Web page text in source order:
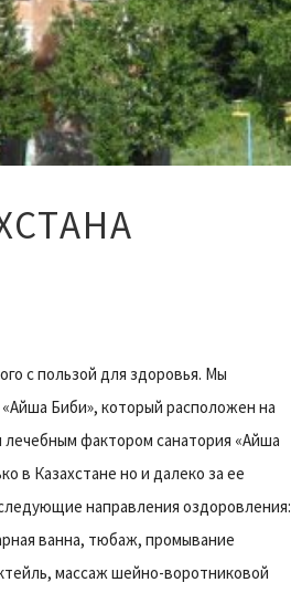
с пользой для здоровья. Мы
Биби», который расположен на
фактором санатория «Айша
в Казахстане но и далеко за ее
направления оздоровления:
ванна, тюбаж, промывание
массаж шейно-воротниковой